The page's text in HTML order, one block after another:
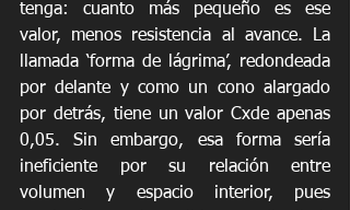
tenga: cuanto más pequeño es ese
valor, menos resistencia al avance. La
llamada ‘forma de lágrima’, redondeada
por delante y como un cono alargado
por detrás, tiene un valor Cxde apenas
0,05. Sin embargo, esa forma sería
ineficiente por su relación entre
volumen y espacio interior, pues